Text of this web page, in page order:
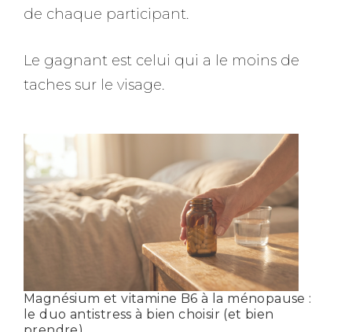
de chaque participant.
Le gagnant est celui qui a le moins de
taches sur le visage.
Magnésium et vitamine B6 à la ménopause :
le duo antistress à bien choisir (et bien